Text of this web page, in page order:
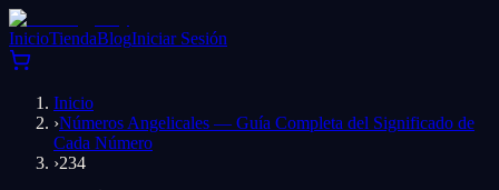
InicioTiendaBlogIniciar Sesión
Inicio
›Números Angelicales — Guía Completa del Significado de
Cada Número
›234